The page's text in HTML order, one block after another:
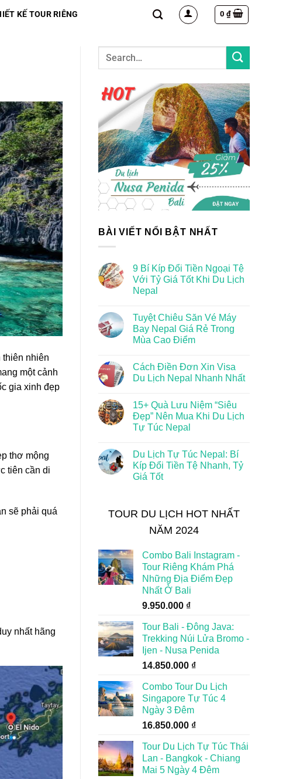
KẾ TOUR RIÊNG 0 ₫
nhiên
một cảnh
gia xinh đẹp
thơ mộng
tiên cần di
sẽ phải quá
nhất hãng
BÀI VIẾT NỔI BẬT NHẤT
9 Bí Kíp Đổi Tiền Ngoại Tệ
Với Tỷ Giá Tốt Khi Du Lịch
Nepal
Tuyệt Chiêu Săn Vé Máy
Bay Nepal Giá Rẻ Trong
Mùa Cao Điểm
Cách Điền Đơn Xin Visa
Du Lịch Nepal Nhanh Nhất
15+ Quà Lưu Niệm “Siêu
Đẹp” Nên Mua Khi Du Lịch
Tự Túc Nepal
Du Lịch Tự Túc Nepal: Bí
Kíp Đổi Tiền Tệ Nhanh, Tỷ
Giá Tốt
TOUR DU LỊCH HOT NHẤT
NĂM 2024
Combo Bali Instagram -
Tour Riêng Khám Phá
Những Địa Điểm Đẹp
Nhất Ở Bali
9.950.000 ₫
Tour Bali - Đông Java:
Trekking Núi Lửa Bromo -
Ijen - Nusa Penida
14.850.000 ₫
Combo Tour Du Lịch
Singapore Tự Túc 4
Ngày 3 Đêm
16.850.000 ₫
Tour Du Lịch Tự Túc Thái
Lan - Bangkok - Chiang
Mai 5 Ngày 4 Đêm